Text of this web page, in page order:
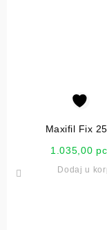
Maxifil Fix
1.035,00
Dodaj u